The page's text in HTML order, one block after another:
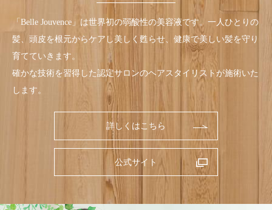
「Belle Jouvence」は世界初の弱酸性の美容液です。 一人ひとりの
髪、頭皮を根元からケアし美しく甦らせ、 健康で美しい髪を守り
育てていきます。
確かな技術を習得した認定サロンのヘアスタイリストが施術いた
します。
詳しくはこちら
公式サイト